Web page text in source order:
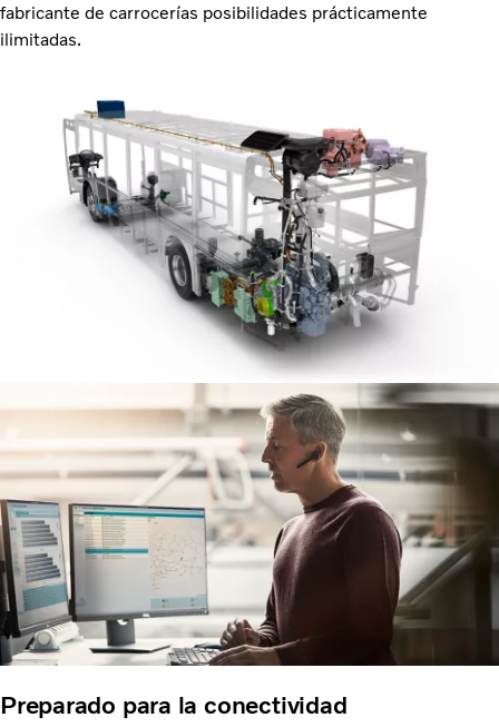
fabricante de carrocerías posibilidades prácticamente
ilimitadas.
Preparado para la conectividad